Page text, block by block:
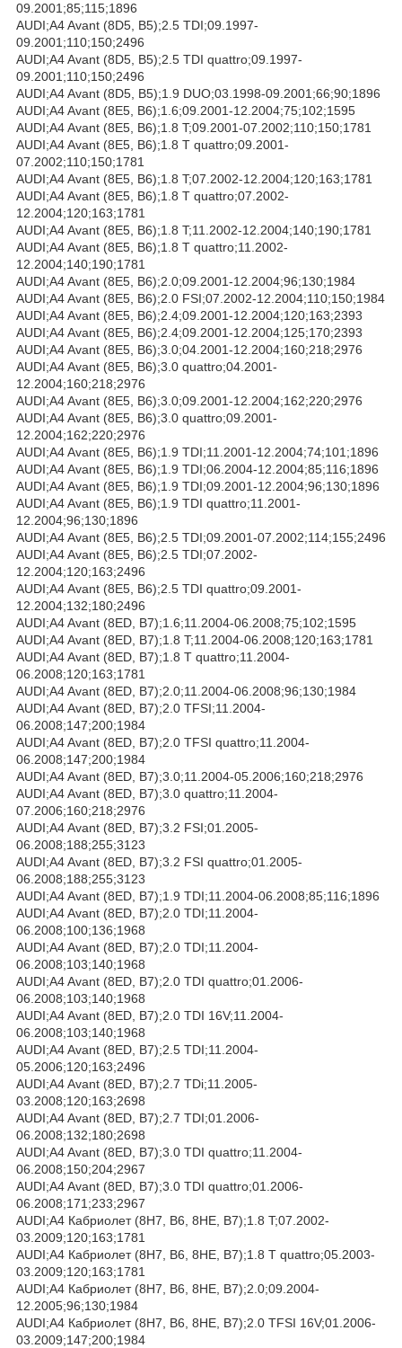
09.2001;85;115;1896
AUDI;A4 Avant (8D5, B5);2.5 TDI;09.1997-
09.2001;110;150;2496
AUDI;A4 Avant (8D5, B5);2.5 TDI quattro;09.1997-
09.2001;110;150;2496
AUDI;A4 Avant (8D5, B5);1.9 DUO;03.1998-09.2001;66;90;1896
AUDI;A4 Avant (8E5, B6);1.6;09.2001-12.2004;75;102;1595
AUDI;A4 Avant (8E5, B6);1.8 T;09.2001-07.2002;110;150;1781
AUDI;A4 Avant (8E5, B6);1.8 T quattro;09.2001-
07.2002;110;150;1781
AUDI;A4 Avant (8E5, B6);1.8 T;07.2002-12.2004;120;163;1781
AUDI;A4 Avant (8E5, B6);1.8 T quattro;07.2002-
12.2004;120;163;1781
AUDI;A4 Avant (8E5, B6);1.8 T;11.2002-12.2004;140;190;1781
AUDI;A4 Avant (8E5, B6);1.8 T quattro;11.2002-
12.2004;140;190;1781
AUDI;A4 Avant (8E5, B6);2.0;09.2001-12.2004;96;130;1984
AUDI;A4 Avant (8E5, B6);2.0 FSI;07.2002-12.2004;110;150;1984
AUDI;A4 Avant (8E5, B6);2.4;09.2001-12.2004;120;163;2393
AUDI;A4 Avant (8E5, B6);2.4;09.2001-12.2004;125;170;2393
AUDI;A4 Avant (8E5, B6);3.0;04.2001-12.2004;160;218;2976
AUDI;A4 Avant (8E5, B6);3.0 quattro;04.2001-
12.2004;160;218;2976
AUDI;A4 Avant (8E5, B6);3.0;09.2001-12.2004;162;220;2976
AUDI;A4 Avant (8E5, B6);3.0 quattro;09.2001-
12.2004;162;220;2976
AUDI;A4 Avant (8E5, B6);1.9 TDI;11.2001-12.2004;74;101;1896
AUDI;A4 Avant (8E5, B6);1.9 TDI;06.2004-12.2004;85;116;1896
AUDI;A4 Avant (8E5, B6);1.9 TDI;09.2001-12.2004;96;130;1896
AUDI;A4 Avant (8E5, B6);1.9 TDI quattro;11.2001-
12.2004;96;130;1896
AUDI;A4 Avant (8E5, B6);2.5 TDI;09.2001-07.2002;114;155;2496
AUDI;A4 Avant (8E5, B6);2.5 TDI;07.2002-
12.2004;120;163;2496
AUDI;A4 Avant (8E5, B6);2.5 TDI quattro;09.2001-
12.2004;132;180;2496
AUDI;A4 Avant (8ED, B7);1.6;11.2004-06.2008;75;102;1595
AUDI;A4 Avant (8ED, B7);1.8 T;11.2004-06.2008;120;163;1781
AUDI;A4 Avant (8ED, B7);1.8 T quattro;11.2004-
06.2008;120;163;1781
AUDI;A4 Avant (8ED, B7);2.0;11.2004-06.2008;96;130;1984
AUDI;A4 Avant (8ED, B7);2.0 TFSI;11.2004-
06.2008;147;200;1984
AUDI;A4 Avant (8ED, B7);2.0 TFSI quattro;11.2004-
06.2008;147;200;1984
AUDI;A4 Avant (8ED, B7);3.0;11.2004-05.2006;160;218;2976
AUDI;A4 Avant (8ED, B7);3.0 quattro;11.2004-
07.2006;160;218;2976
AUDI;A4 Avant (8ED, B7);3.2 FSI;01.2005-
06.2008;188;255;3123
AUDI;A4 Avant (8ED, B7);3.2 FSI quattro;01.2005-
06.2008;188;255;3123
AUDI;A4 Avant (8ED, B7);1.9 TDI;11.2004-06.2008;85;116;1896
AUDI;A4 Avant (8ED, B7);2.0 TDI;11.2004-
06.2008;100;136;1968
AUDI;A4 Avant (8ED, B7);2.0 TDI;11.2004-
06.2008;103;140;1968
AUDI;A4 Avant (8ED, B7);2.0 TDI quattro;01.2006-
06.2008;103;140;1968
AUDI;A4 Avant (8ED, B7);2.0 TDI 16V;11.2004-
06.2008;103;140;1968
AUDI;A4 Avant (8ED, B7);2.5 TDI;11.2004-
05.2006;120;163;2496
AUDI;A4 Avant (8ED, B7);2.7 TDi;11.2005-
03.2008;120;163;2698
AUDI;A4 Avant (8ED, B7);2.7 TDI;01.2006-
06.2008;132;180;2698
AUDI;A4 Avant (8ED, B7);3.0 TDI quattro;11.2004-
06.2008;150;204;2967
AUDI;A4 Avant (8ED, B7);3.0 TDI quattro;01.2006-
06.2008;171;233;2967
AUDI;A4 Кабриолет (8H7, B6, 8HE, B7);1.8 T;07.2002-
03.2009;120;163;1781
AUDI;A4 Кабриолет (8H7, B6, 8HE, B7);1.8 T quattro;05.2003-
03.2009;120;163;1781
AUDI;A4 Кабриолет (8H7, B6, 8HE, B7);2.0;09.2004-
12.2005;96;130;1984
AUDI;A4 Кабриолет (8H7, B6, 8HE, B7);2.0 TFSI 16V;01.2006-
03.2009;147;200;1984